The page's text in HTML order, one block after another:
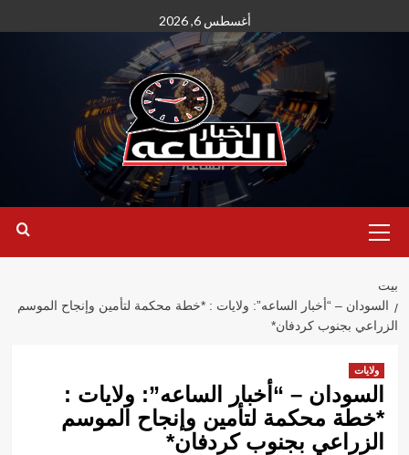
إلى
أغسطس 6, 2026
الأساسية
بيت
السودان – “أخبار الساعه”: ولايات : *خطة محكمة لتأمين وإنجاح الموسم
الزراعي بجنوب كردفان*
ولايات
السودان – “أخبار الساعه”: ولايات :
*خطة محكمة لتأمين وإنجاح الموسم
الزراعي بجنوب كردفان*